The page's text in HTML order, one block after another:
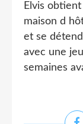
Elvis
maison d
et se
avec une
semaines